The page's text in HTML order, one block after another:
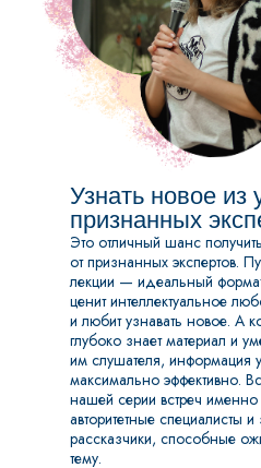
Узнать новое из
признанных
Это отличный шанс
от признанных экспертов.
лекции — идеальный
ценит интеллектуальное
и любит узнавать новое. А
глубоко знает материал и
им слушателя, информация
максимально эффективно.
нашей серии встреч именно
авторитетные специалисты
рассказчики, способные
тему.